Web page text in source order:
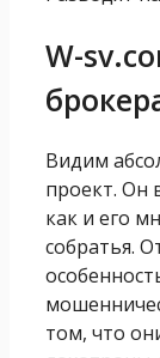
W-
Видим
проект. Он
как и его
собратья.
том, что